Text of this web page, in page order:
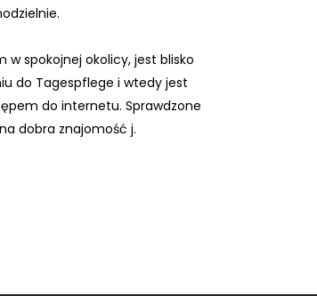
spokojnej okolicy, jest blisko
do Tagespflege i wtedy jest
do internetu. Sprawdzone
dobra znajomość j.